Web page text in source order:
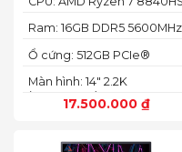
Radeon 780M Màn 14inch
17.500.000 ₫
Màn hình: 14" 2.2K
(2240X1400)
Ổ cứng: 512GB PCIe®
Ram: 16GB DDR5 5600MHz